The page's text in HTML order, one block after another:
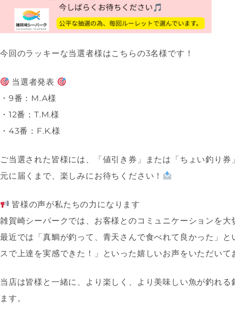
今回のラッキーな当選者様はこちらの3名様です！
当選者発表
・9番：M.A様
・12番：T.M.様
・43番：F.K.様
ご当選された皆様には、「値引き券」または「ちょい釣り
元に届くまで、楽しみにお待ちください！
皆様の声が私たちの力になります
雑賀崎シーパークでは、お客様とのコミュニケーションを大
最近では「真鯛が釣って、青天さんで食べれて良かった」と
スで上達を実感できた！」といった嬉しいお声をいただいて
当店は皆様と一緒に、より楽しく、より美味しい魚が釣れ
ます。